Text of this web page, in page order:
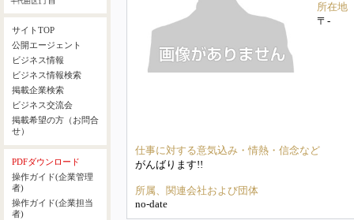
サイトTOP
公開エージェント
ビジネス情報
ビジネス情報検索
掲載企業検索
ビジネス交流会
掲載希望の方（お問合
せ）
PDFダウンロード
操作ガイド(企業管理
者)
操作ガイド(企業担当
者)
所在地
〒-
仕事に対する意気込み・情熱・信念など
がんばります!!
所属、関連会社および団体
no-date